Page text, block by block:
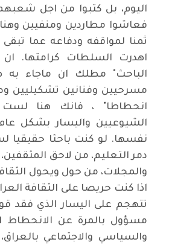
اليوم، بل كتبوا من اجل
فعاشوا مطاردين ومنفيين
ثمنا لمواقفه ودفاعه عما
اهدرت السلطات كرامتها.
الباحث" مطلك ان ماجاء به
مسرحيين وفنانين تشكيليين
انحطاطا" ، فانك هنا
الشيوعيين واليسار بشكل
نفسها. لو كنت باحثا
دمر التعليم، من لاحق
والمجلات، من حول ويحول
اذا كنت حريصا على الثقافة
تتهجم على اليسار الذي فقد
مسؤول بالمرة عن الانحطاط
والسياسي والاجتماعي